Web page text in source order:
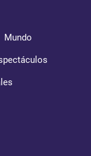
Mundo